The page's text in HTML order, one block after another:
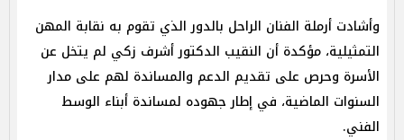
وأشادت أرملة الفنان الراحل بالدور الذي تقوم به نقابة المهن
التمثيلية، مؤكدة أن النقيب الدكتور أشرف زكي لم يتخل عن
الأسرة وحرص على تقديم الدعم والمساندة لهم على مدار
السنوات الماضية، في إطار جهوده لمساندة أبناء الوسط
الفني.